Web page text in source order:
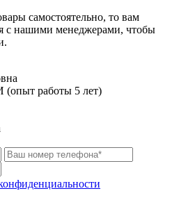
самостоятельно, то вам
с нашими менеджерами, чтобы
работы 5 лет)